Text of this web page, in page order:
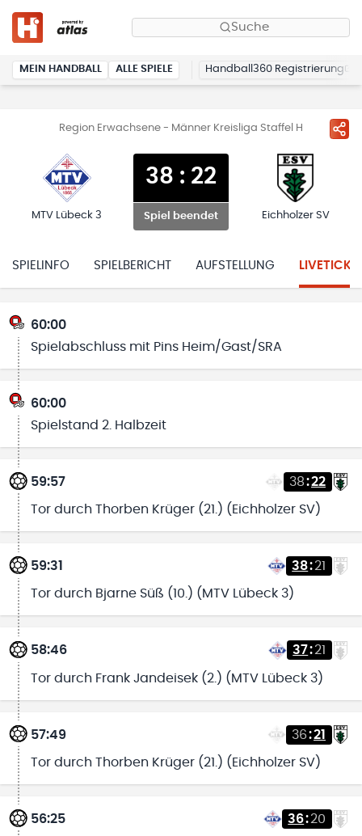
Suche
MEIN HANDBALL ALLE SPIELE Handball360 Registrierung
Region Erwachsene - Männer Kreisliga Staffel H
MTV Lübeck 3
38 : 22
Spiel beendet Eichholzer SV
SPIELINFO SPIELBERICHT AUFSTELLUNG
60:00
Spielabschluss mit Pins Heim/Gast/SRA
60:00
Spielstand 2. Halbzeit
59:57 38:22
Tor durch Thorben Krüger (21.) (Eichholzer SV)
59:31 38:21
Tor durch Bjarne Süß (10.) (MTV Lübeck 3)
58:46 37:21
Tor durch Frank Jandeisek (2.) (MTV Lübeck 3)
57:49 36:21
Tor durch Thorben Krüger (21.) (Eichholzer SV)
56:25 36:20